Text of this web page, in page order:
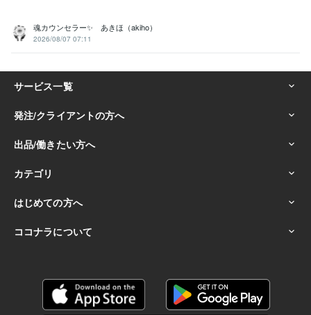
魂カウンセラー✨ あきほ（akiho）
2026/08/07 07:11